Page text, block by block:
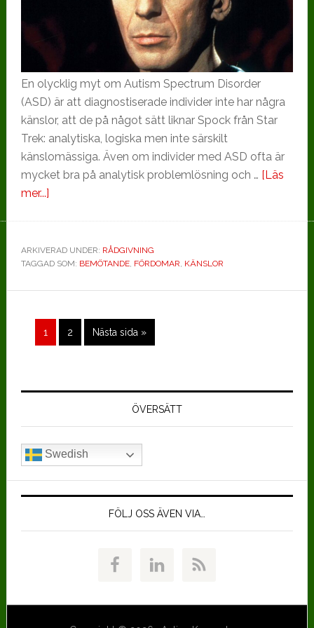
En olycklig myt om Autism Spectrum Disorder
(ASD) är att diagnostiserade individer inte har några
känslor, att de på något sätt liknar Spock från Star
Trek: analytiska, logiska men inte särskilt
känslomässiga. Även om individer med ASD ofta är
mycket bra på analytisk problemlösning och … [Läs
mer...]om
mött
Mr.
ARKIVERAD UNDER: RÅDGIVNING
TAGGAD SOM: BEMÖTANDE, FÖRDOMAR, KÄNSLOR
Sida
1 Sida
2
Go
to
Nästa sida »
Primärt
ÖVERSÄTT
Swedish
FÖLJ OSS ÄVEN VIA…